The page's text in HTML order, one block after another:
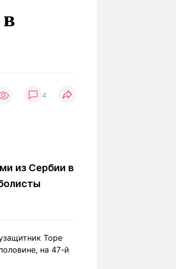
Учебные
тема
4
из Сербии в
Торе
на 47-й